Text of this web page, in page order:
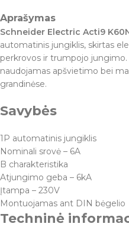
Aprašymas
Schneider Electric Acti9
automatinis jungiklis, skirtas
perkrovos ir trumpojo
naudojamas apšvietimo bei
grandinėse.
Savybės
1P automatinis jungiklis
Nominali srovė – 6A
B charakteristika
Atjungimo geba – 6kA
Įtampa – 230V
Montuojamas ant DIN bėgelio
Techninė